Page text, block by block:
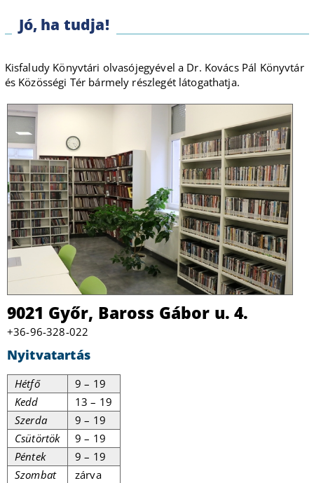
Jó, ha tudja!
Kisfaludy Könyvtári olvasójegyével a Dr. Kovács Pál Könyvtár
és Közösségi Tér bármely részlegét látogathatja.
9021 Győr, Baross Gábor u. 4.
+36-96-328-022
Nyitvatartás
Hétfő
9 – 19
Kedd
13 – 19
Szerda
9 – 19
Csütörtök
9 – 19
Péntek
9 – 19
Szombat
zárva